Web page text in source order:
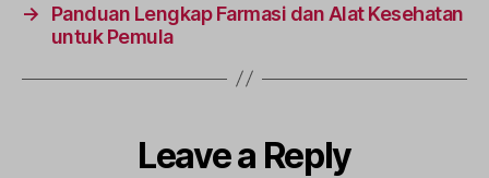
→
Panduan Lengkap Farmasi dan Alat Kesehatan
untuk Pemula
Leave a Reply